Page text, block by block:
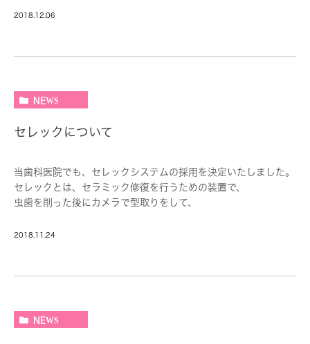
１２月２３日（日）、２４日（月）は、祝日ですが診療していま
TEL 0046-263-1661
2018.12.06
NEWS
セレックについて
当歯科医院でも、セレックシステムの採用を決定いたしました。
セレックとは、セラミック修復を行うための装置で、
虫歯を削った後にカメラで型取りをして、
す。
る。
ますね～
②ビデオ撮影した後、早いものだと1時間ぐらいでセラミック修
2018.11.24
NEWS